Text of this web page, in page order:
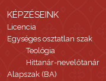
KÉPZÉSEINK
Licencia
Egységes osztatlan szak
Teológia
Hittanár-nevelőtanár
Alapszak (BA)